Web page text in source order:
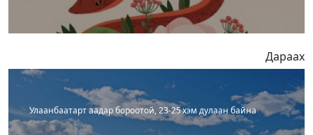
Дараах
Улаанбаатарт аадар бороотой, 23-25 хэм дулаан байна